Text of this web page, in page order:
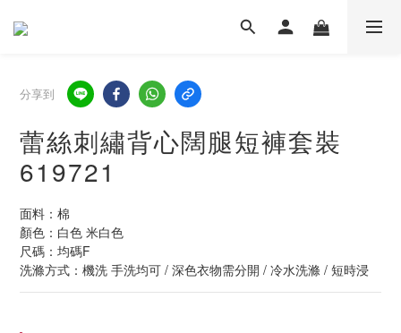
分享到
蕾絲刺繡背心闊腿短褲套裝
619721
面料：棉
顏色：白色 米白色
尺碼：均碼F
洗滌方式：機洗 手洗均可 / 深色衣物需分開 / 冷水洗滌 / 短時浸